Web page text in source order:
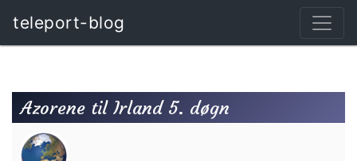
teleport-blog
Azorene til Irland 5. døgn